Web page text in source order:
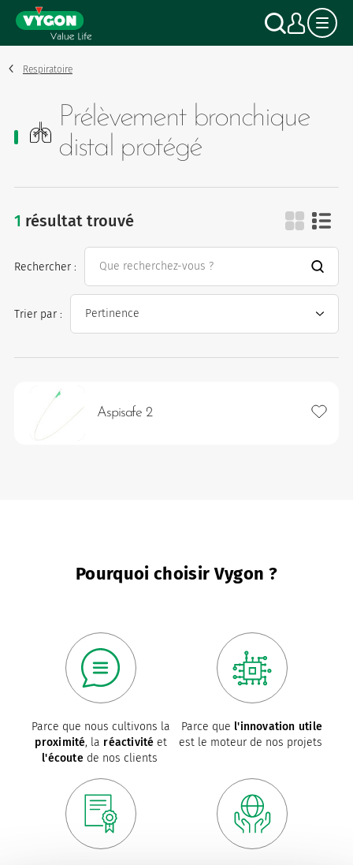
Panneau de gestion des cookies
principal
Respiratoire
Prélèvement bronchique
distal protégé
1 résultat trouvéprélèvement bronchique
Trier par :
Rechercher :
Aspisafe 2
Pourquoi choisir Vygon ?
Parce que nous cultivons la
proximité, la réactivité et
l'écoutede nos clients
Parce que l'innovation utile
est le moteur de nos projets